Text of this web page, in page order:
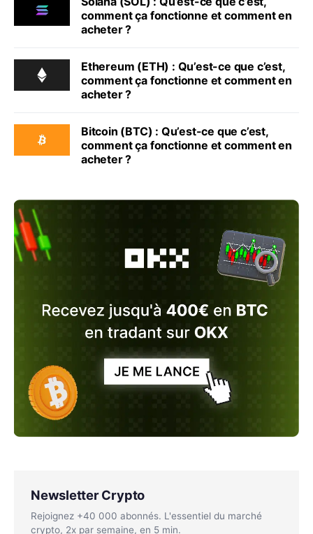
comment ça fonctionne et comment en
acheter ?
Ethereum (ETH) : Qu’est-ce que c’est,
comment ça fonctionne et comment en
acheter ?
Bitcoin (BTC) : Qu’est-ce que c’est,
comment ça fonctionne et comment en
acheter ?
Newsletter Crypto
Rejoignez +40 000 abonnés. L'essentiel du marché
crypto, 2x par semaine, en 5 min.